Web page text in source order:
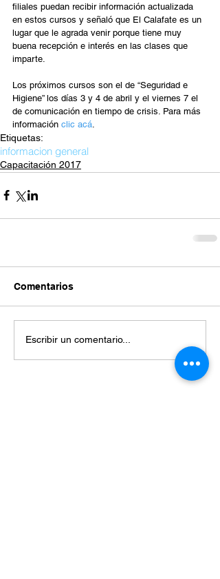
filiales puedan recibir información actualizada
en estos cursos y señaló que El Calafate es un
lugar que le agrada venir porque tiene muy
buena recepción e interés en las clases que
imparte.
Los próximos cursos son el de “Seguridad e
Higiene” los días 3 y 4 de abril y el viernes 7 el
de comunicación en tiempo de crisis. Para más
información clic acá
Etiquetas:
informacion general
Capacitación 2017
Comentarios
Escribir un comentario...